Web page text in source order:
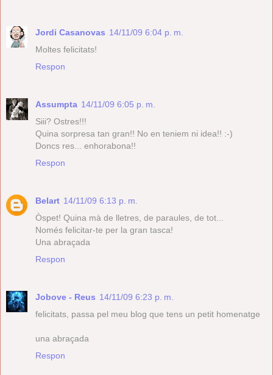
Jordi Casanovas 14/11/09 6:04 p. m.
Moltes felicitats!
Respon
Assumpta 14/11/09 6:05 p. m.
Siii? Ostres!!!
Quina sorpresa tan gran!! No en teniem ni idea!! :-)
Doncs res... enhorabona!!
Respon
Belart 14/11/09 6:13 p. m.
Òspet! Quina mà de lletres, de paraules, de tot...
Només felicitar-te per la gran tasca!
Una abraçada
Respon
Jobove - Reus 14/11/09 6:23 p. m.
felicitats, passa pel meu blog que tens un petit homenatge
una abraçada
Respon